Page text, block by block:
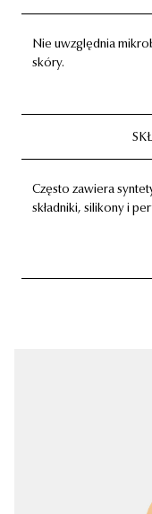
Nie uwzględnia
skóry.
Często zawiera
składniki, silikony i